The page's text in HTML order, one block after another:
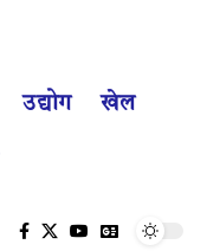
उद्योग खेल